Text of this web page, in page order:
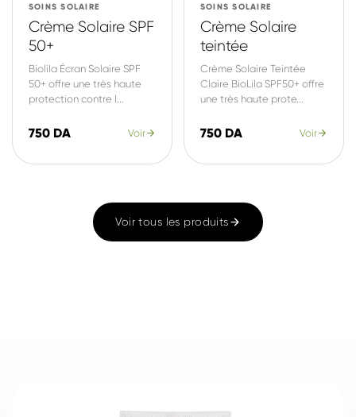
SOINS SOLAIRE
Crème Solaire SPF
50+
Biolila Écran Solaire SPF
50+ offre une très haute
protection contre l...
750 DA Voir
SOINS SOLAIRE
Crème Solaire
teintée
Crème Solaire Teintée
Claire BioLila SPF50+ offre
une très haute prote...
750 DA Voir
Voir tous les produits